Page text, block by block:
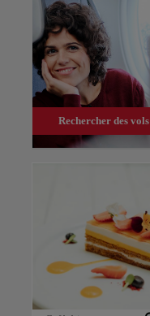
Rechercher des vols